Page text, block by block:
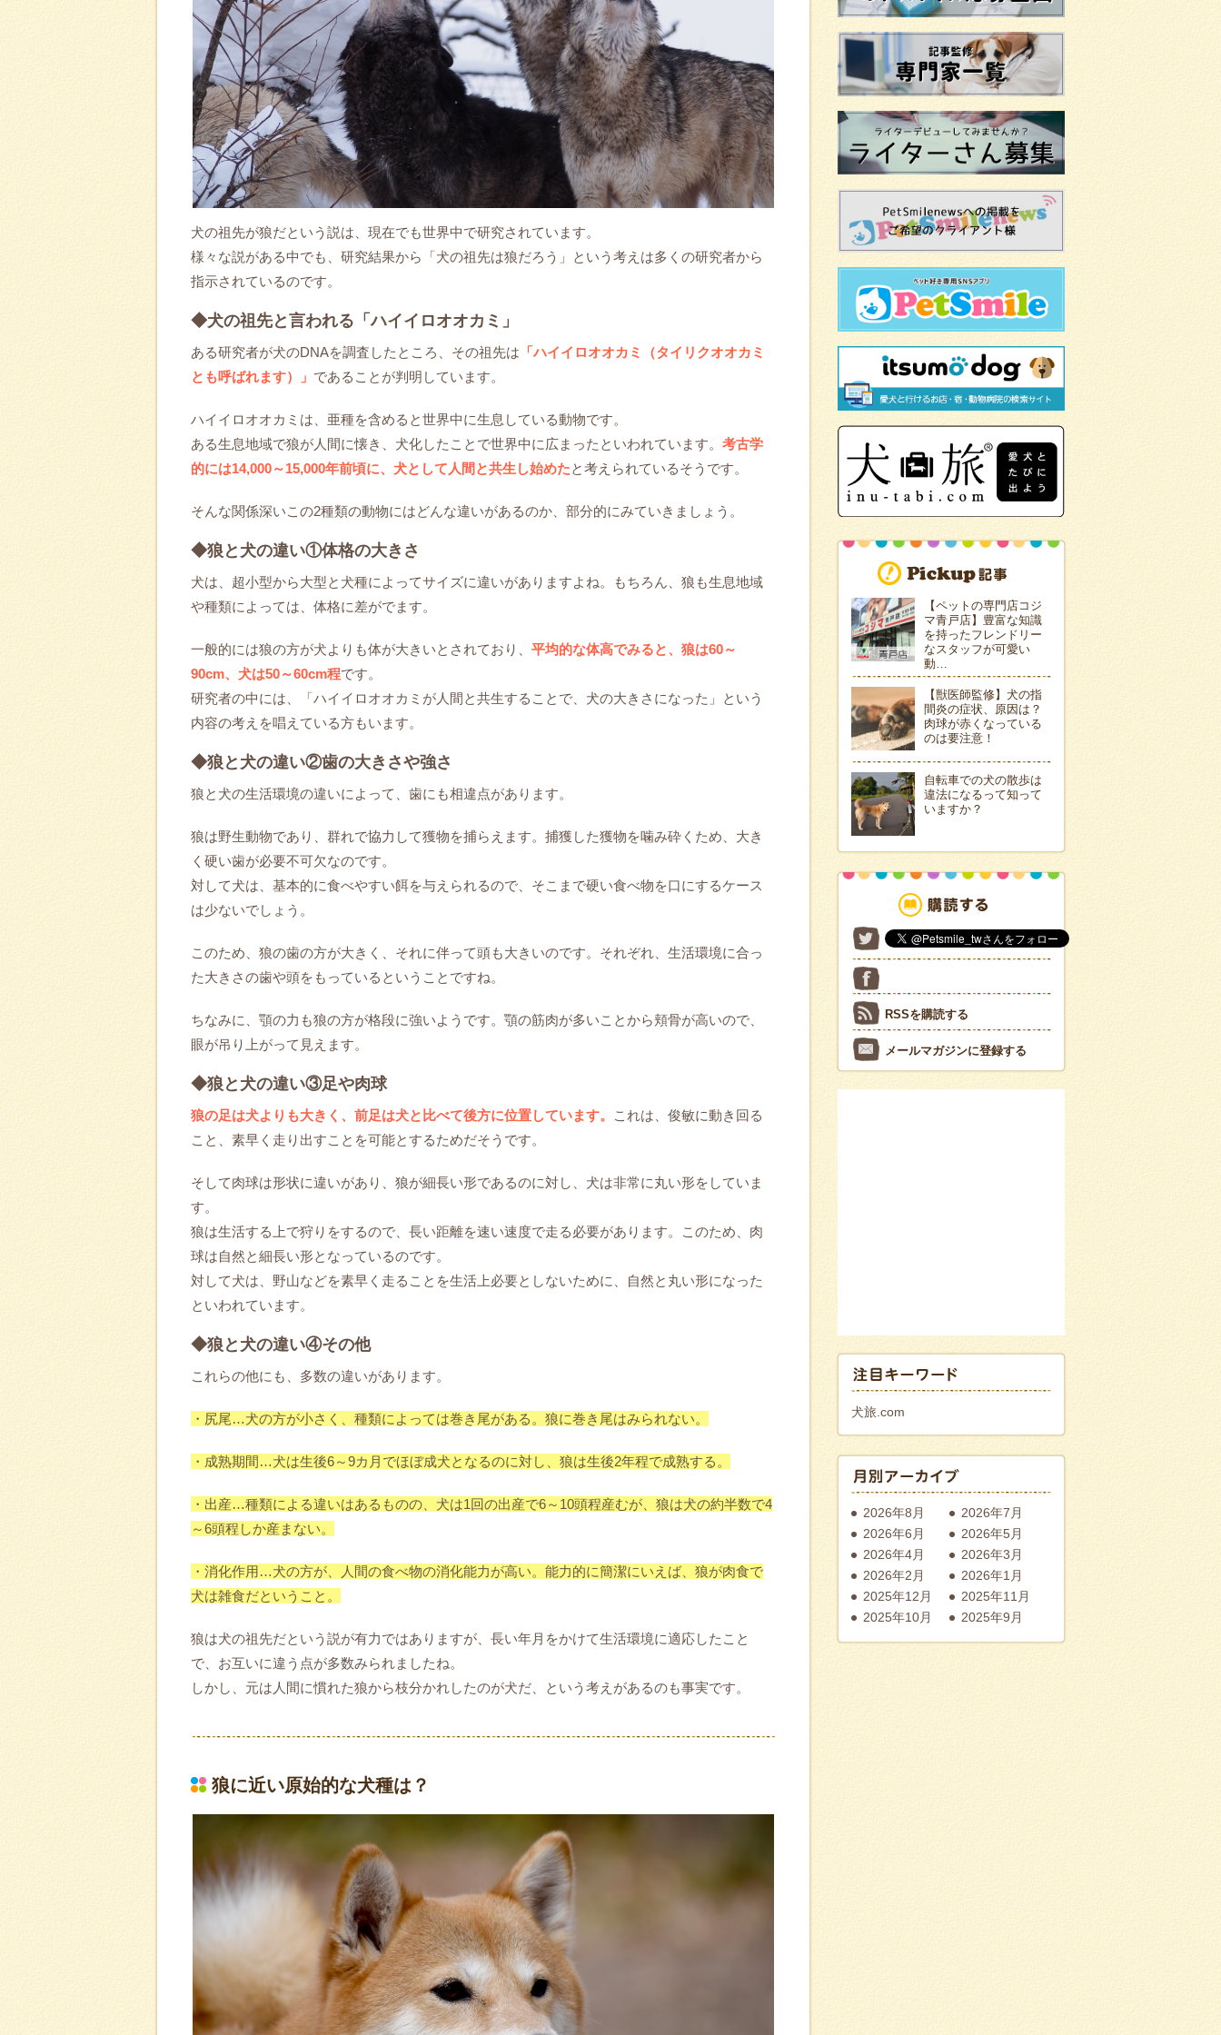
犬の祖先が狼だという説は、現在でも世界中で研究されています。
様々な説がある中でも、研究結果から「犬の祖先は狼だろう」という考えは多くの研究者から
指示されているのです。
◆犬の祖先と言われる「ハイイロオオカミ」
ある研究者が犬のDNAを調査したところ、その祖先は 「ハイイロオオカミ（タイリクオオカミ
とも呼ばれます）」 であることが判明しています。
ハイイロオオカミは、亜種を含めると世界中に生息している動物です。
ある生息地域で狼が人間に懐き、犬化したことで世界中に広まったといわれています。 考古学
的には14,000～15,000年前頃に、犬として人間と共生し始めたと考えられているそうです。
そんな関係深いこの2種類の動物にはどんな違いがあるのか、部分的にみていきましょう。
◆狼と犬の違い①体格の大きさ
犬は、超小型から大型と犬種によってサイズに違いがありますよね。もちろん、狼も生息地域
や種類によっては、体格に差がでます。
一般的には狼の方が犬よりも体が大きいとされており、 平均的な体高でみると、狼は60～
90cm、犬は50～60cm程です。
研究者の中には、「ハイイロオオカミが人間と共生することで、犬の大きさになった」という
内容の考えを唱えている方もいます。
◆狼と犬の違い②歯の大きさや強さ
狼と犬の生活環境の違いによって、歯にも相違点があります。
狼は野生動物であり、群れで協力して獲物を捕らえます。捕獲した獲物を噛み砕くため、大き
く硬い歯が必要不可欠なのです。
対して犬は、基本的に食べやすい餌を与えられるので、そこまで硬い食べ物を口にするケース
は少ないでしょう。
このため、狼の歯の方が大きく、それに伴って頭も大きいのです。それぞれ、生活環境に合っ
た大きさの歯や頭をもっているということですね。
ちなみに、顎の力も狼の方が格段に強いようです。顎の筋肉が多いことから頬骨が高いので、
眼が吊り上がって見えます。
◆狼と犬の違い③足や肉球
狼の足は犬よりも大きく、前足は犬と比べて後方に位置しています。
これは、俊敏に動き回る
こと、素早く走り出すことを可能とするためだそうです。
そして肉球は形状に違いがあり、狼が細長い形であるのに対し、犬は非常に丸い形をしていま
す。
狼は生活する上で狩りをするので、長い距離を速い速度で走る必要があります。このため、肉
球は自然と細長い形となっているのです。
対して犬は、野山などを素早く走ることを生活上必要としないために、自然と丸い形になった
といわれています。
◆狼と犬の違い④その他
これらの他にも、多数の違いがあります。
・尻尾…犬の方が小さく、種類によっては巻き尾がある。狼に巻き尾はみられない。
・成熟期間…犬は生後6～9カ月でほぼ成犬となるのに対し、狼は生後2年程で成熟する。
・出産…種類による違いはあるものの、犬は1回の出産で6～10頭程産むが、狼は犬の約半数で4
～6頭程しか産まない。
・消化作用…犬の方が、人間の食べ物の消化能力が高い。能力的に簡潔にいえば、狼が肉食で
犬は雑食だということ。
狼は犬の祖先だという説が有力ではありますが、長い年月をかけて生活環境に適応したこと
で、お互いに違う点が多数みられましたね。
しかし、元は人間に慣れた狼から枝分かれしたのが犬だ、という考えがあるのも事実です。
狼に近い原始的な犬種は？
【ペットの専門店コジ
マ青戸店】豊富な知識
を持ったフレンドリー
なスタッフが可愛い
動…
【獣医師監修】犬の指
間炎の症状、原因は？
肉球が赤くなっている
のは要注意！
自転車での犬の散歩は
違法になるって知って
いますか？
RSSを購読する
メールマガジンに登録する
犬旅.com
2026年8月
2026年7月
2026年6月
2026年5月
2026年4月
2026年3月
2026年2月
2026年1月
2025年12月
2025年11月
2025年10月
2025年9月